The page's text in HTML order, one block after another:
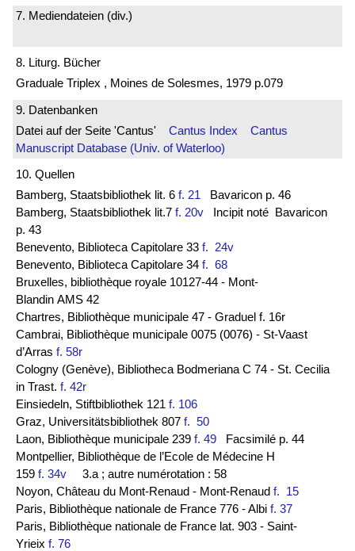
7. Mediendateien (div.)
8. Liturg. Bücher
Graduale Triplex , Moines de Solesmes, 1979 p.079
9. Datenbanken
Datei auf der Seite 'Cantus' Cantus Index
Cantus
Manuscript Database (Univ. of Waterloo)
10. Quellen
Bamberg, Staatsbibliothek lit. 6 f. 21 Bavaricon p. 46
Bamberg, Staatsbibliothek lit.7 f. 20v Incipit noté Bavaricon
p. 43
Benevento, Biblioteca Capitolare 33 f. 24v
Benevento, Biblioteca Capitolare 34 f. 68
Bruxelles, bibliothèque royale 10127-44 - Mont-
Blandin AMS 42
Chartres, Bibliothèque municipale 47 - Graduel f. 16r
Cambrai, Bibliothèque municipale 0075 (0076) - St-Vaast
d’Arras f. 58r
Cologny (Genève), Bibliotheca Bodmeriana C 74 - St. Cecilia
in Trast. f. 42r
Einsiedeln, Stiftbibliothek 121 f. 106
Graz, Universitätsbibliothek 807 f. 50
Laon, Bibliothèque municipale 239 f. 49 Facsimilé p. 44
Montpellier, Bibliothèque de l’Ecole de Médecine H
159 f. 34v 3.a ; autre numérotation : 58
Noyon, Château du Mont-Renaud - Mont-Renaud f. 15
Paris, Bibliothèque nationale de France 776 - Albi f. 37
Paris, Bibliothèque nationale de France lat. 903 - Saint-
Yrieix f. 76